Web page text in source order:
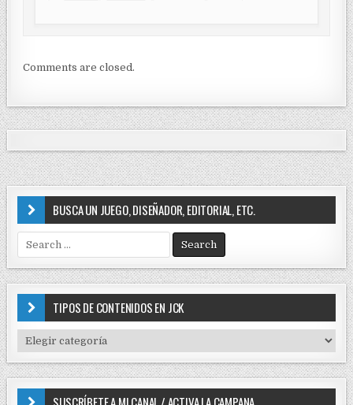
Comments are closed.
BUSCA UN JUEGO, DISEÑADOR, EDITORIAL, ETC.
e
a
r
r
:
TIPOS DE CONTENIDOS EN JCK
I
P